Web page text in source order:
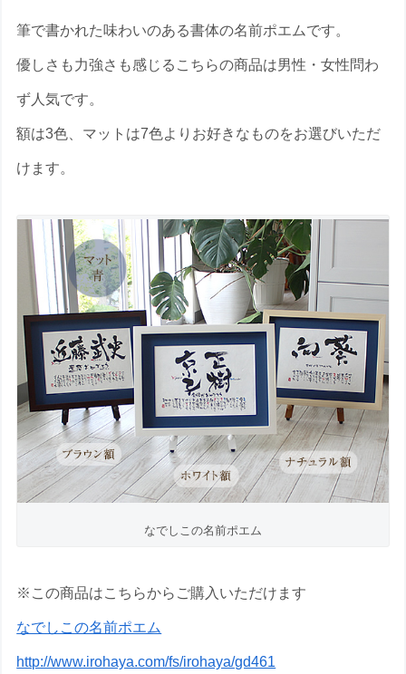
筆で書かれた味わいのある書体の名前ポエムです。
優しさも力強さも感じるこちらの商品は男性・女性問わ
ず人気です。
額は3色、マットは7色よりお好きなものをお選びいただ
けます。
なでしこの名前ポエム
※この商品はこちらからご購入いただけます
なでしこの名前ポエム
http://www.irohaya.com/fs/irohaya/gd461